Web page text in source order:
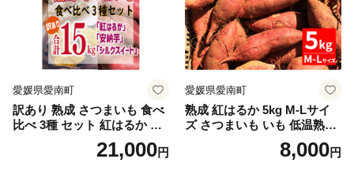
愛媛県愛南町
訳あり 熟成 さつまいも 食べ
比べ 3種 セット 紅はるか 安
納芋 シルクスイート 合計 15
kg サイズ混合 サツマイモ 焼
21,000円
愛媛県愛南町
熟成 紅はるか 5kg M-Lサイ
ズ さつまいも いも 低温熟成
完全熟成収穫 甘い 糖度 焼き
芋 やきいも スイートポテト
8,000円